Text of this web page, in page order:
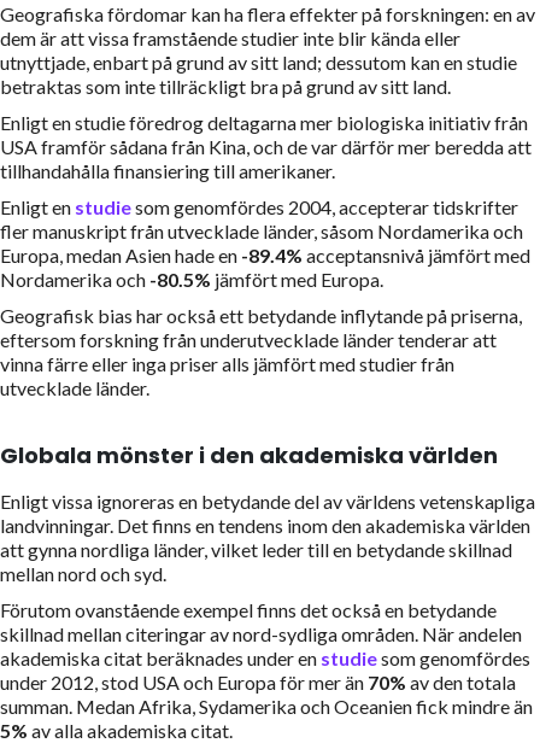
Geografiska fördomar kan ha flera effekter på forskningen: en av
dem är att vissa framstående studier inte blir kända eller
utnyttjade, enbart på grund av sitt land; dessutom kan en studie
betraktas som inte tillräckligt bra på grund av sitt land.
Enligt en studie föredrog deltagarna mer biologiska initiativ från
USA framför sådana från Kina, och de var därför mer beredda att
tillhandahålla finansiering till amerikaner.
Enligt en studiesom genomfördes 2004, accepterar tidskrifter
fler manuskript från utvecklade länder, såsom Nordamerika och
Europa, medan Asien hade en -89.4% acceptansnivå jämfört med
Nordamerika och -80.5% jämfört med Europa.
Geografisk bias har också ett betydande inflytande på priserna,
eftersom forskning från underutvecklade länder tenderar att
vinna färre eller inga priser alls jämfört med studier från
utvecklade länder.
Globala mönster i den akademiska världen
Enligt vissa ignoreras en betydande del av världens vetenskapliga
landvinningar. Det finns en tendens inom den akademiska världen
att gynna nordliga länder, vilket leder till en betydande skillnad
mellan nord och syd.
Förutom ovanstående exempel finns det också en betydande
skillnad mellan citeringar av nord-sydliga områden. När andelen
akademiska citat beräknades under en studiesom genomfördes
under 2012, stod USA och Europa för mer än 70% av den totala
summan. Medan Afrika, Sydamerika och Oceanien fick mindre än
5% av alla akademiska citat.